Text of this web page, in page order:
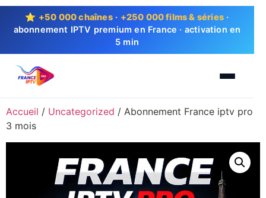
⭐ +50 000 chaînes· +250 000 films & séries ·
abonnement IPTV premium en France · activation en
5 min
Accueil / Uncategorized / Abonnement France iptv pro
3 mois